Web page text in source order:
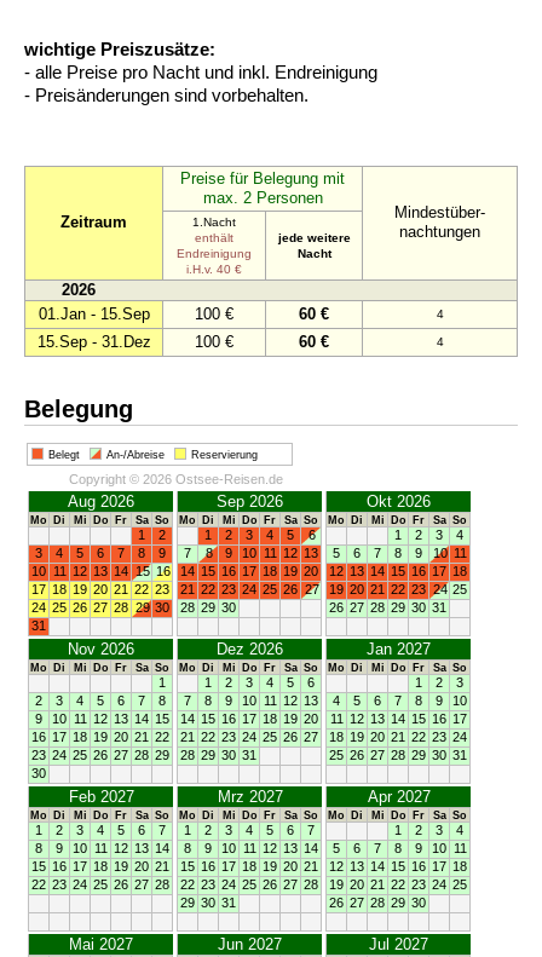
wichtige Preiszusätze:
- alle Preise pro Nacht und inkl. Endreinigung
- Preisänderungen sind vorbehalten.
Zeitraum
Preise für Belegung mit
max. 2 Personen
Mindestüber-
nachtungen
1.Nacht
enthält
Endreinigung
i.H.v. 40 €
jede weitere
Nacht
2026
01.Jan - 15.Sep
100 € 60 € 4
15.Sep - 31.Dez 100 € 60 € 4
Belegung
Belegt An-/Abreise Reservierung
Copyright © 2026 Ostsee-Reisen.de
Aug 2026
Mo Di Mi Do Fr Sa So
1
2
3
4 5 6 7 8
9
10 11 12 13 14 15 16
17 18 19 20 21 22 23
24 25 26 27 28 29 30
31
Sep 2026
Mo Di Mi Do Fr Sa So
1 2 3 4 5
6
7
8 9 10 11 12 13
14 15 16 17 18 19 20
21 22 23 24 25 26 27
28 29 30
Okt 2026
Mo Di Mi Do Fr Sa So
1 2 3
4
5
6 7 8 9 10 11
12 13 14 15 16 17 18
19 20 21 22 23 24 25
26 27 28 29 30 31
Nov 2026
Mo Di Mi Do Fr Sa So
1
2
3 4 5 6 7
8
9
10 11 12 13 14 15
16 17 18 19 20 21 22
23 24 25 26 27 28 29
30
Dez 2026
Mo Di Mi Do Fr Sa So
1 2 3 4 5
6
7
8 9 10 11 12 13
14 15 16 17 18 19 20
21 22 23 24 25 26 27
28 29 30 31
Jan 2027
Mo Di Mi Do Fr Sa So
1 2
3
4
5 6 7 8 9
10
11 12 13 14 15 16 17
18 19 20 21 22 23 24
25 26 27 28 29 30 31
Feb 2027
Mo Di Mi Do Fr Sa So
1 2 3 4 5 6
7
8
9 10 11 12 13 14
15 16 17 18 19 20 21
22 23 24 25 26 27 28
Mrz 2027
Mo Di Mi Do Fr Sa So
1 2 3 4 5 6
7
8
9 10 11 12 13 14
15 16 17 18 19 20 21
22 23 24 25 26 27 28
29 30 31
Apr 2027
Mo Di Mi Do Fr Sa So
1 2 3
4
5
6 7 8 9 10 11
12 13 14 15 16 17 18
19 20 21 22 23 24 25
26 27 28 29 30
Mai 2027 Jun 2027 Jul 2027